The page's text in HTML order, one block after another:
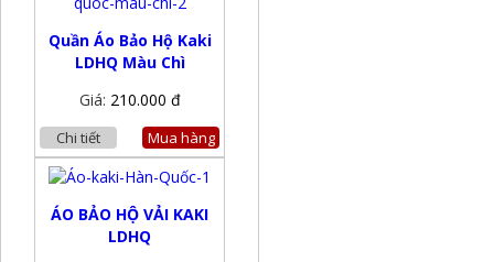
Quần Áo Bảo Hộ Kaki
LDHQ Màu Chì
Giá: 210.000 đ
Chi tiết Mua hàng
ÁO BẢO HỘ VẢI KAKI
LDHQ